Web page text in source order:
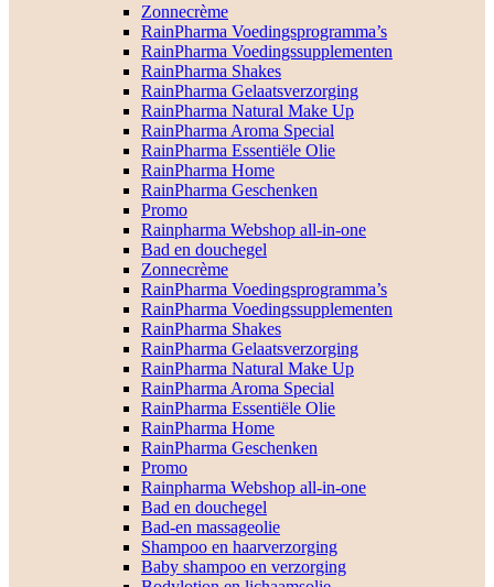
Zonnecrème
RainPharma Voedingsprogramma’s
RainPharma Voedingssupplementen
RainPharma Shakes
RainPharma Gelaatsverzorging
RainPharma Natural Make Up
RainPharma Aroma Special
RainPharma Essentiële Olie
RainPharma Home
RainPharma Geschenken
Promo
Rainpharma Webshop all-in-one
Bad en douchegel
Zonnecrème
RainPharma Voedingsprogramma’s
RainPharma Voedingssupplementen
RainPharma Shakes
RainPharma Gelaatsverzorging
RainPharma Natural Make Up
RainPharma Aroma Special
RainPharma Essentiële Olie
RainPharma Home
RainPharma Geschenken
Promo
Rainpharma Webshop all-in-one
Bad en douchegel
Bad-en massageolie
Shampoo en haarverzorging
Baby shampoo en verzorging